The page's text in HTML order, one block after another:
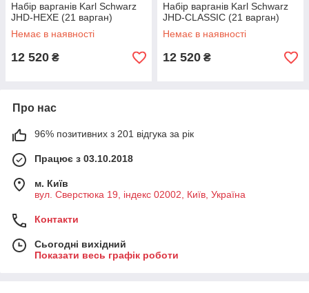
Набір варганів Karl Schwarz
JHD-HEXE (21 варган)
Немає в наявності
12 520 ₴
Набір варганів Karl Schwarz
JHD-CLASSIC (21 варган)
Немає в наявності
12 520 ₴
Про нас
96% позитивних з 201 відгука за рік
Працює з 03.10.2018
м. Київ
вул. Сверстюка 19, індекс 02002, Київ, Україна
Контакти
Сьогодні вихідний
Показати весь графік роботи